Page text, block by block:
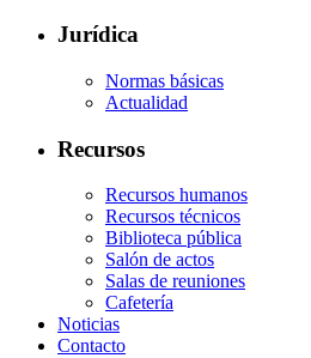
Jurídica
Normas básicas
Actualidad
Recursos
Recursos humanos
Recursos técnicos
Biblioteca pública
Salón de actos
Salas de reuniones
Cafetería
Noticias
Contacto